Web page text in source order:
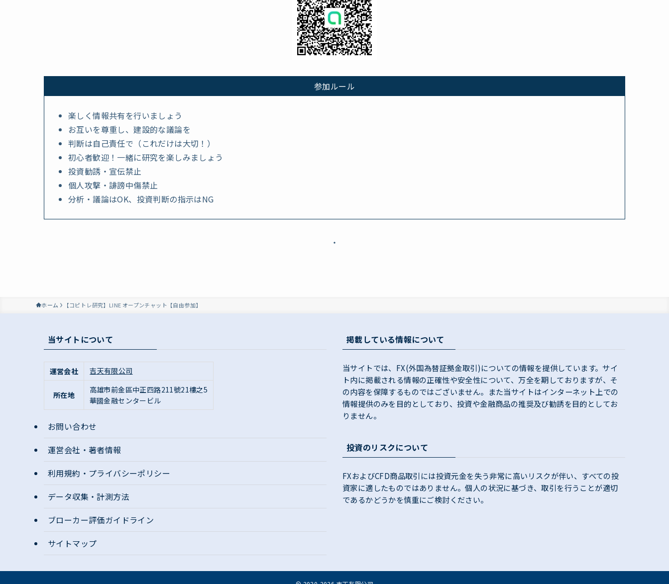
参加ルール
楽しく情報共有を行いましょう
お互いを尊重し、建設的な議論を
判断は自己責任で（これだけは大切！）
初心者歓迎！一緒に研究を楽しみましょう
投資勧誘・宣伝禁止
個人攻撃・誹謗中傷禁止
分析・議論はOK、投資判断の指示はNG
・
ホーム 【コピトレ研究】LINE オープンチャット【自由参加】
当サイトについて
運営会社 吉天有限公司
所在地
高雄市前金區中正四路211號21樓之5
華國金融センタービル
お問い合わせ
運営会社・著者情報
利用規約・プライバシーポリシー
データ収集・計測方法
ブローカー評価ガイドライン
サイトマップ
掲載している情報について
当サイトでは、FX(外国為替証拠金取引)についての情報を提供しています。サイ
ト内に掲載される情報の正確性や安全性について、万全を期しておりますが、そ
の内容を保障するものではございません。また当サイトはインターネット上での
情報提供のみを目的としており、投資や金融商品の推奨及び勧誘を目的としてお
りません。
投資のリスクについて
FXおよびCFD商品取引には投資元金を失う非常に高いリスクが伴い、すべての投
資家に適したものではありません。個人の状況に基づき、取引を行うことが適切
であるかどうかを慎重にご検討ください。